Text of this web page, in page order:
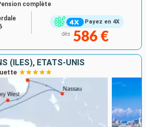
Payez en 4X
complète
dès 586 €
(ÎLES), ÉTATS-UNIS